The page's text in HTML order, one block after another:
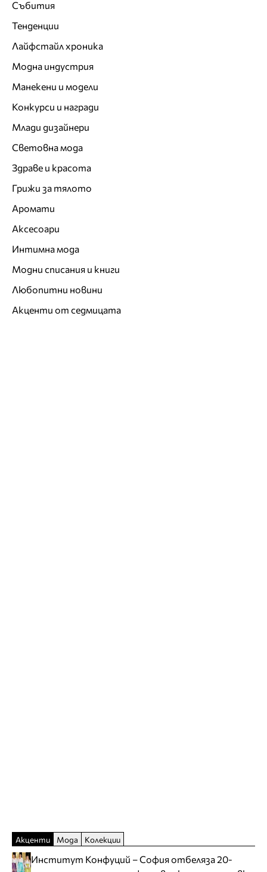
Събития
Тенденции
Лайфстайл хроника
Модна индустрия
Манекени и модели
Конкурси и награди
Млади дизайнери
Световна мода
Здраве и красота
Грижи за тялото
Аромати
Аксесоари
Интимна мода
Модни списания и книги
Любопитни новини
Акценти от седмицата
Акценти Мода Колекции
Институт Конфуций – София отбеляза 20-